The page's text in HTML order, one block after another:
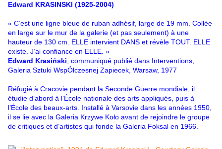
Edward KRASINSKI (1925-2004)
« C’est une ligne bleue de ruban adhésif, large de 19 mm. Collée
en large sur le mur de la galerie (et pas seulement) à une
hauteur de 130 cm. ELLE intervient DANS et révèle TOUT. ELLE
existe. J’ai confiance en ELLE. »
Edward Krasiński , communiqué publié dans Interventions,
Galeria Sztuki WspÓlczesnej Zapiecek, Warsaw, 1977
Réfugié à Cracovie pendant la Seconde Guerre mondiale, il
étudie d’abord à l’École nationale des arts appliqués, puis à
l’École des beaux-arts. Installé à Varsovie dans les années 1950,
il se lie avec la Galeria Krzywe Koło avant de rejoindre le groupe
de critiques et d’artistes qui fonde la Galeria Foksal en 1966.